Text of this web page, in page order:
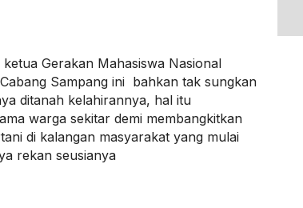
Gerakan Mahasiswa Nasional
Sampang ini bahkan tak sungkan
ditanah kelahirannya, hal itu
warga sekitar demi membangkitkan
di kalangan masyarakat yang mulai
rekan seusianya